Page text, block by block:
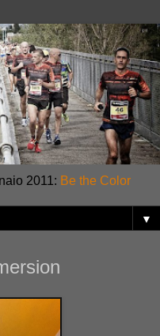
2011: Be the Color
▼